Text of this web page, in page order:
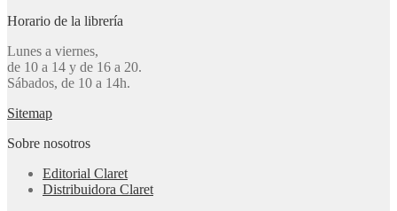
Horario de la librería
Lunes a viernes,
de 10 a 14 y de 16 a 20.
Sábados, de 10 a 14h.
Sitemap
Sobre nosotros
Editorial Claret
Distribuidora Claret